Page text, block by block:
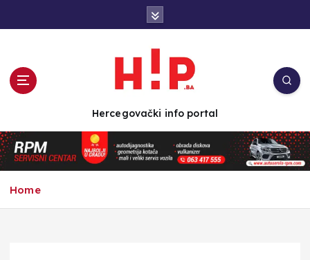
n
t
e
Hercegovački info portal
Home